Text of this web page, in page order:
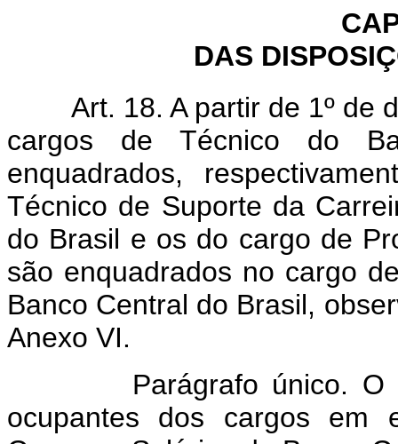
DAS
Art. 18. A partir de 1º de
cargos de Técnico do
enquadrados,
Técnico de Suporte da
do Brasil e os do cargo de
são enquadrados no cargo
Banco Central do Brasil,
Anexo VI.
Parágrafo único. O
ocupantes dos cargos em